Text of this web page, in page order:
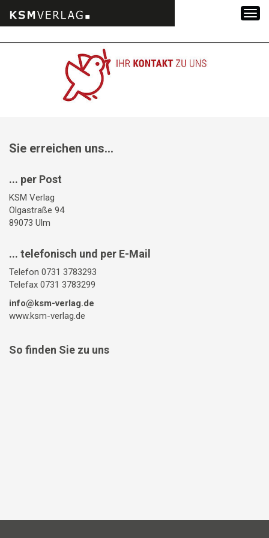
Sie erreichen uns...
... per Post
KSM Verlag
Olgastraße 94
89073 Ulm
... telefonisch und per E-Mail
Telefon 0731 3783293
Telefax 0731 3783299
info@ksm-verlag.de
www.ksm-verlag.de
So finden Sie zu uns